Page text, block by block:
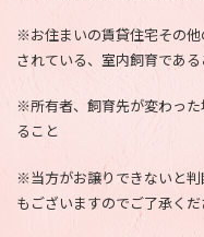
※お住まいの賃貸住宅その
されている、室内飼育である
※所有者、飼育先が変わっ
ること
※当方がお譲りできないと
もございますのでご了承くだ